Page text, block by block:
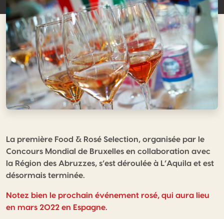
La première Food & Rosé Selection, organisée par le
Concours Mondial de Bruxelles en collaboration avec
la Région des Abruzzes, s’est déroulée à L’Aquila et est
désormais terminée.
Notez bien le prochain événement rosé, qui aura lieu
en mars 2022 en Espagne.